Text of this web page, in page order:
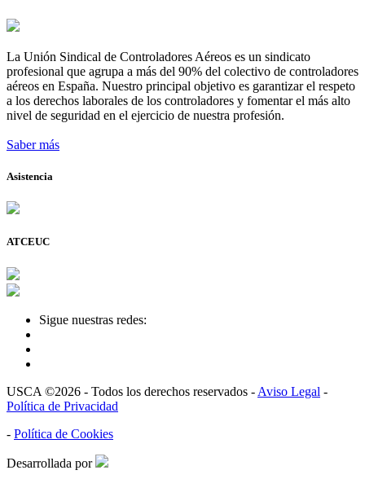
La Unión Sindical de Controladores Aéreos es un sindicato
profesional que agrupa a más del 90% del colectivo de controladores
aéreos en España. Nuestro principal objetivo es garantizar el respeto
a los derechos laborales de los controladores y fomentar el más alto
nivel de seguridad en el ejercicio de nuestra profesión.
Saber más
Asistencia
ATCEUC
Sigue nuestras redes:
USCA ©2026 - Todos los derechos reservados - Aviso Legal -
Política de Privacidad
- Política de Cookies
Desarrollada por